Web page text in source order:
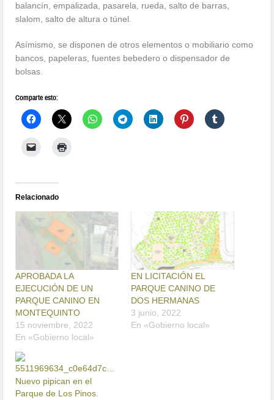
balancín, empalizada, pasarela, rueda, salto de barras,
slalom, salto de altura o túnel.
Asímismo, se disponen de otros elementos o mobiliario como
bancos, papeleras, fuentes bebedero o dispensador de
bolsas.
Comparte esto:
Relacionado
APROBADA LA
EJECUCIÓN DE UN
PARQUE CANINO EN
MONTEQUINTO
15 noviembre, 2022
En «Gobierno local»
EN LICITACIÓN EL
PARQUE CANINO DE
DOS HERMANAS
3 junio, 2022
En «Gobierno local»
Nuevo pipican en el
Parque de Los Pinos.